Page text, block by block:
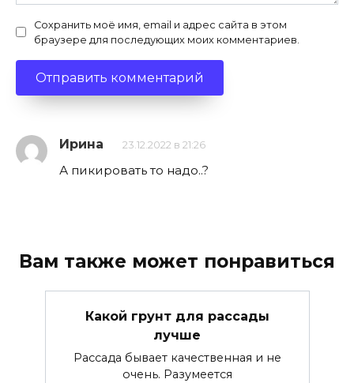
Сохранить моё имя, email и адрес сайта в этом
браузере для последующих моих комментариев.
Ирина 23.12.2022 в 21:26
А пикировать то надо..?
Вам также может понравиться
Какой грунт для рассады
лучше
Рассада бывает качественная и не
очень. Разумеется